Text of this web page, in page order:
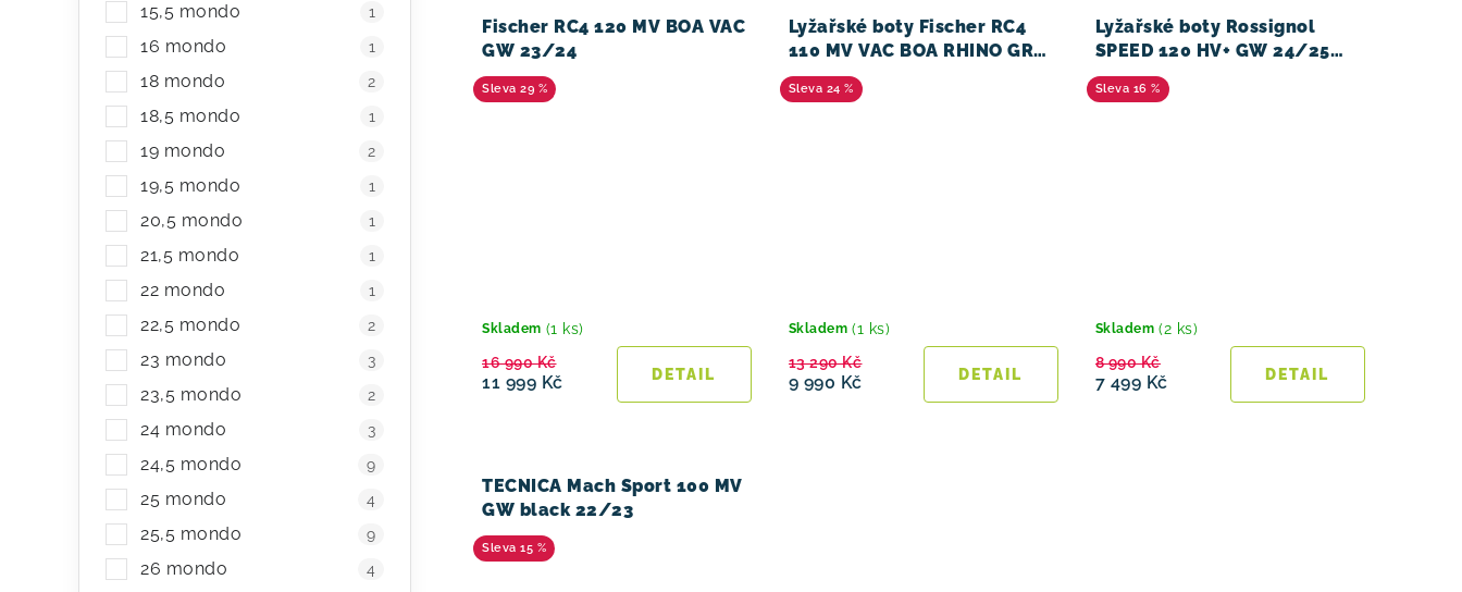
15,5 mondo 1
16 mondo 1
18 mondo 2
18,5 mondo 1
19 mondo 2
19,5 mondo 1
20,5 mondo 1
21,5 mondo 1
22 mondo 1
22,5 mondo 2
23 mondo 3
23,5 mondo 2
24 mondo 3
24,5 mondo 9
25 mondo 4
25,5 mondo 9
26 mondo 4
ů
Fischer RC4 120 MV BOA VAC
GW 23/24
29 %
Skladem (1 ks)
11 999 Kč
16 990 Kč
Lyžařské boty Fischer RC4
110 MV VAC BOA RHINO GREY
25/26
24 %
Skladem (1 ks)
9 990 Kč
13 290 Kč
Lyžařské boty Rossignol
SPEED 120 HV+ GW 24/25
BLACK
16 %
Skladem (2 ks)
7 499 Kč
8 990 Kč
TECNICA Mach Sport 100 MV
GW black 22/23
15 %